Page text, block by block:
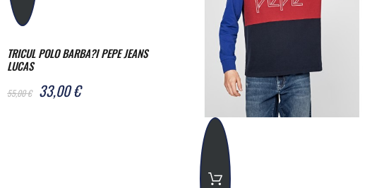
TRICUL POLO BARBA?I PEPE JEANS
LUCAS
55,00 € 33,00 €